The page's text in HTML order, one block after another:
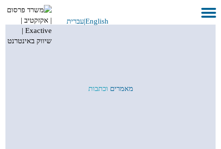
עברית|English
שירותים
מאמרים וכתבות